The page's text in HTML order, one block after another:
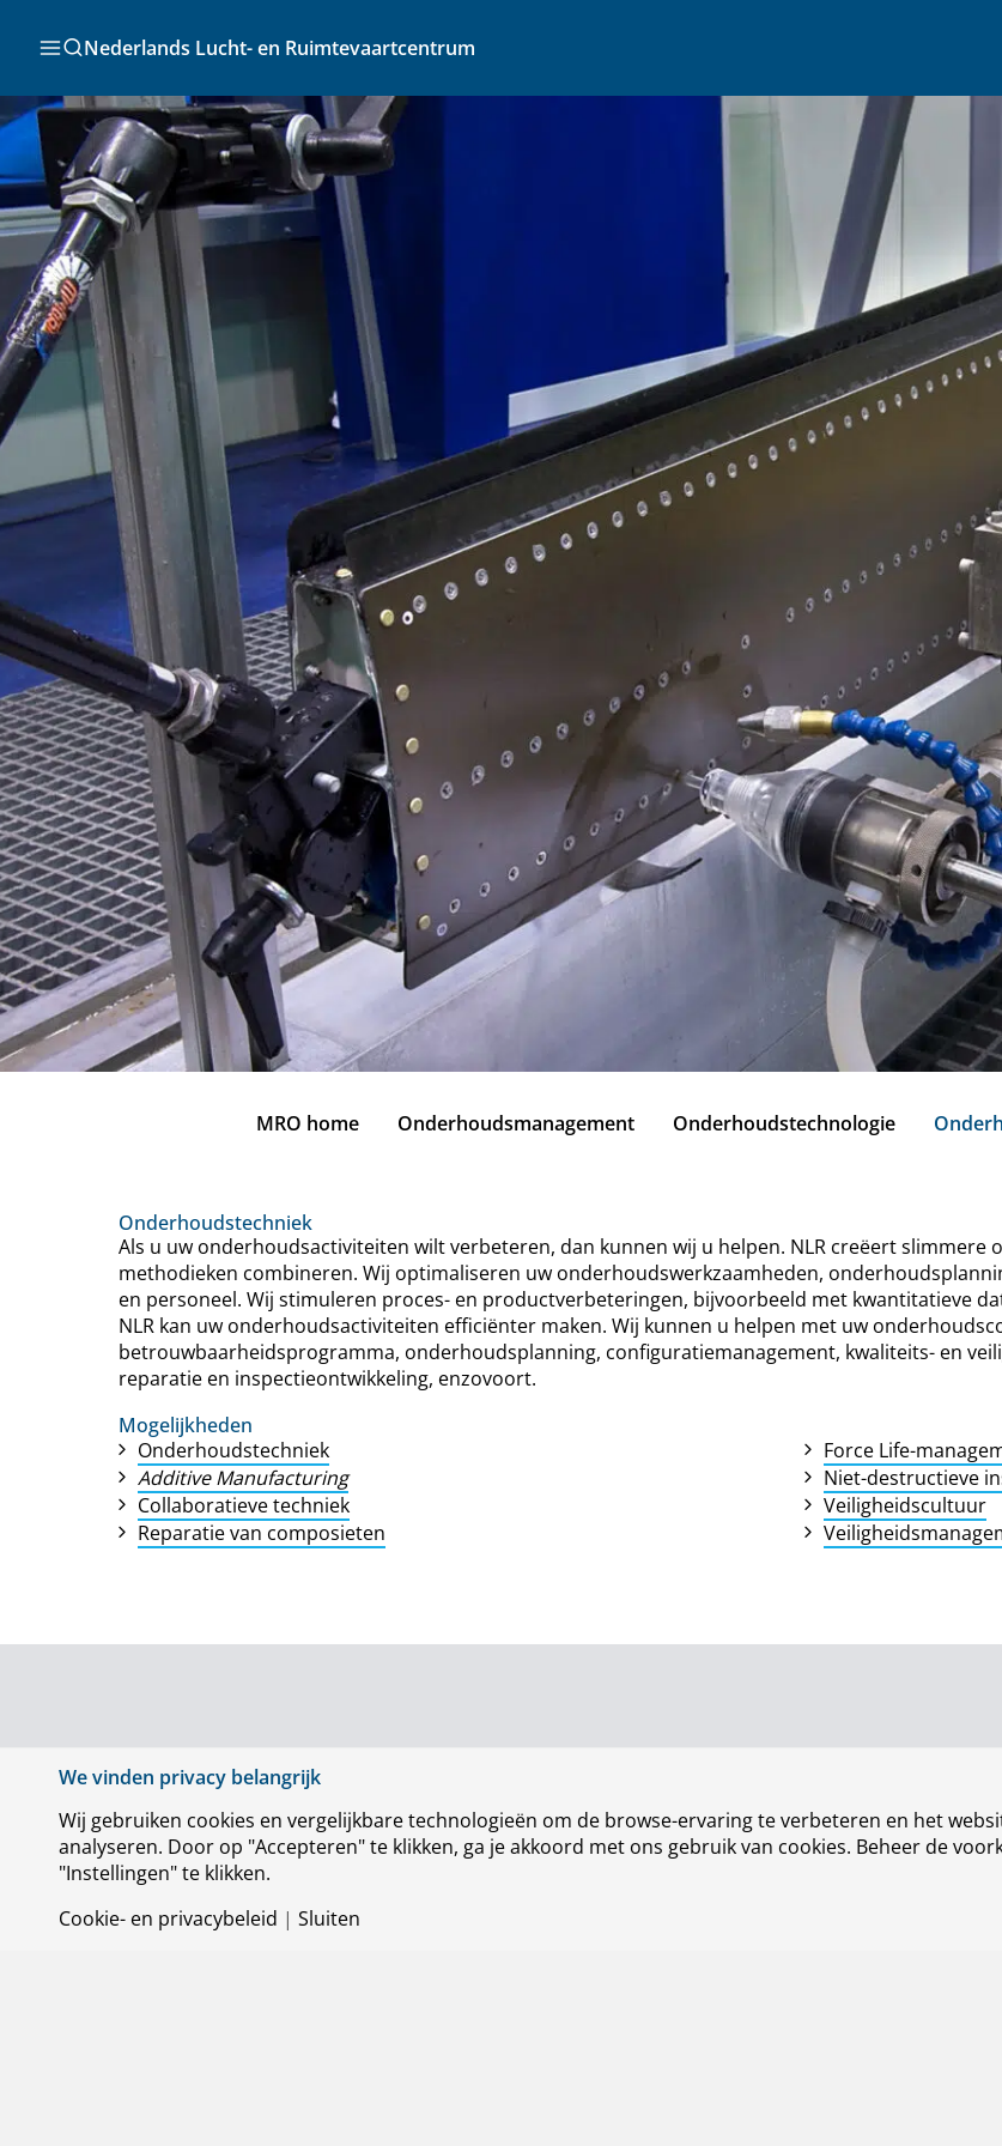
naar
inhoud
Zoeken
Nederlands Lucht- en Ruimtevaartcentrum
MRO home Onderhoudsmanagement Onderhoudstechnologie
Onderhoudstechniek
Als u uw onderhoudsactiviteiten wilt verbeteren, dan kunnen wij u helpen. NLR creëert slimmere
methodieken combineren. Wij optimaliseren uw onderhoudswerkzaamheden,
en personeel. Wij stimuleren proces- en productverbeteringen, bijvoorbeeld met kwantitatieve
NLR kan uw onderhoudsactiviteiten efficiënter maken. Wij kunnen u helpen met uw
betrouwbaarheidsprogramma, onderhoudsplanning, configuratiemanagement, kwaliteits- en
reparatie en inspectieontwikkeling, enzovoort.
Mogelijkheden
Onderhoudstechniek
Additive Manufacturing
Collaboratieve techniek
Reparatie van composieten
Force Life-
Niet-destructieve
Veiligheidscultuur
Informatie
Voor meer informatie:
info@nlr.nl 088 511 3113
We vinden privacy belangrijk
Wij gebruiken cookies en vergelijkbare technologieën om de browse-ervaring te verbeteren en het
analyseren. Door op "Accepteren" te klikken, ga je akkoord met ons gebruik van cookies. Beheer de
"Instellingen" te klikken.
Cookie- en privacybeleid | Sluiten